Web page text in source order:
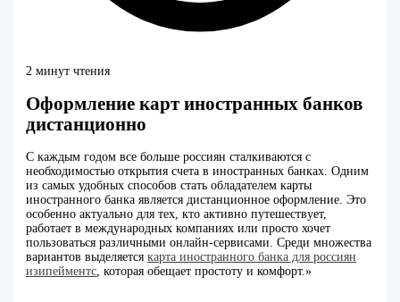
2 минут чтения
Оформление карт иностранных банков
дистанционно
С каждым годом все больше россиян сталкиваются с
необходимостью открытия счета в иностранных банках. Одним
из самых удобных способов стать обладателем карты
иностранного банка является дистанционное оформление. Это
особенно актуально для тех, кто активно путешествует,
работает в международных компаниях или просто хочет
пользоваться различными онлайн-сервисами. Среди множества
вариантов выделяетсякарта иностранного банка для россиян
изипейментс, которая обещает простоту и комфорт.»